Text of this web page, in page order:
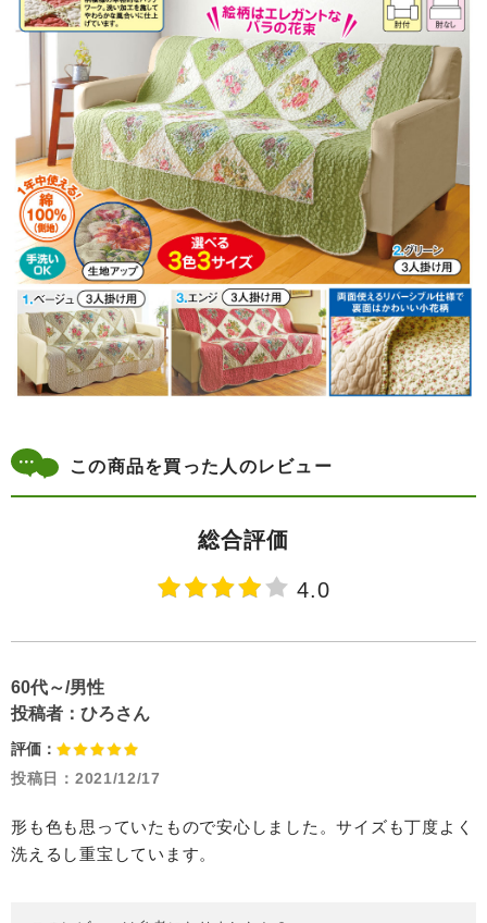
この商品を買った人のレビュー
総合評価
4.0
60代～/男性
投稿者： ひろさん
評価：
投稿日： 2021/12/17
形も色も思っていたもので安心しました。サイズも丁度よく
洗えるし重宝しています。